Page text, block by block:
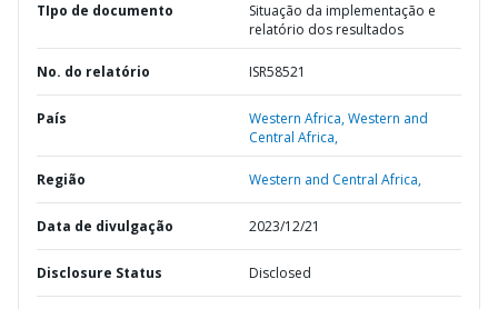
TIpo de documento
Situação da implementação e
relatório dos resultados
No. do relatório ISR58521
País Western Africa,Western and
Central Africa,
Região Western and Central Africa,
Data de divulgação 2023/12/21
Disclosure Status Disclosed